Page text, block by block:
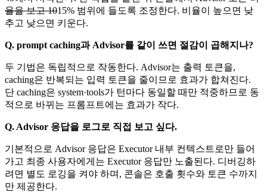
율을 보고 1015% 범위에 들도록 조정한다. 비율이 높으면 낮
추고 낮으면 키운다.
Q. prompt caching과 Advisor를 같이 쓰면 절감이 곱해지나?
두 기법은 독립적으로 작동한다. Advisor는 출력 토큰을,
caching은 반복되는 입력 토큰을 줄이므로 효과가 합쳐진다.
단 caching은 system·tools가 턴마다 동일할 때만 적중하므로 동
적으로 바뀌는 프롬프트에는 효과가 작다.
Q. Advisor 응답을 로그로 직접 보고 싶다.
기본적으로 Advisor 응답은 Executor 내부 컨텍스트로만 들어
가고 최종 사용자에게는 Executor 응답만 노출된다. 디버깅하
려면 별도 로깅을 켜야 하며, 콘솔은 호출 횟수와 토큰 수까지
만 제공한다.